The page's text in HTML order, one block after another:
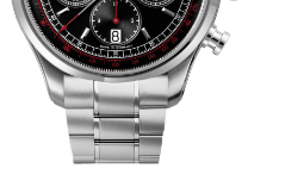
Wert ein oder